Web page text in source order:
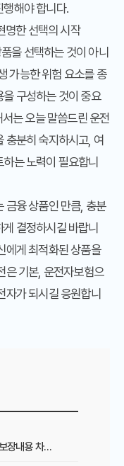
행해야 합니다.
명한 선택의 시작
을 선택하는 것이 아니
가능한 위험 요소를 종
구성하는 것이 중요
는 오늘 말씀드린 운전
충분히 숙지하시고, 여
는 노력이 필요합니
금융 상품인 만큼, 충분
결정하시길 바랍니
에게 최적화된 상품을
은 기본, 운전자보험으
자가 되시길 응원합니
자동차보험만으론 부족? 운전자보험 보장내용 차이와 필수 가입 이유